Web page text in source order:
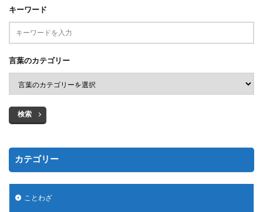
キーワード
言葉のカテゴリー
検索
カテゴリー
ことわざ